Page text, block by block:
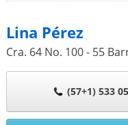
Lina Pérez
Cra. 64 No. 100 - 55
(57+1) 533